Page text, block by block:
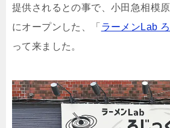
提供されるとの事で、小田急相模
にオープンした、「 ラーメンLab ろ
って来ました。